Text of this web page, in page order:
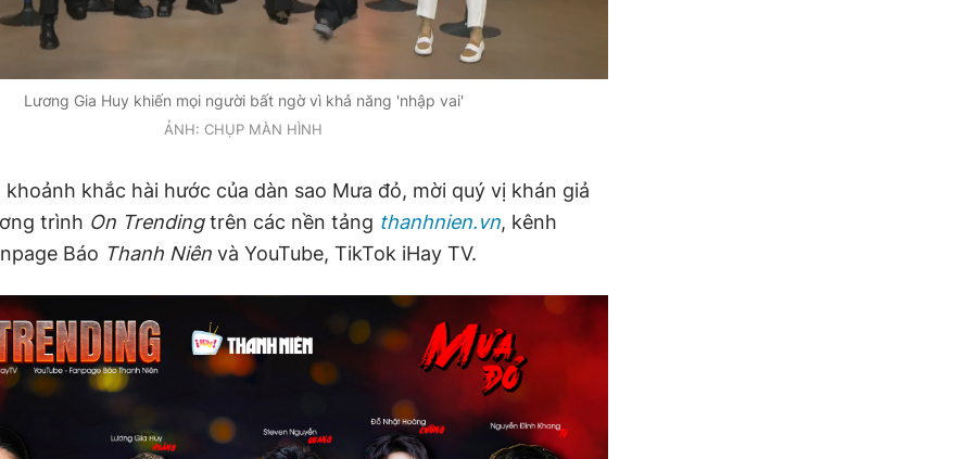
Lương Gia Huy khiến mọi người bất ngờ vì khả năng 'nhập vai'
ẢNH: CHỤP MÀN HÌNH
khắc hài hước của dàn sao Mưa đỏ, mời quý vị khán giả
trình On Trendingtrên các nền tảng thanhnien.vn, kênh
Báo Thanh Niên và YouTube, TikTok iHay TV.